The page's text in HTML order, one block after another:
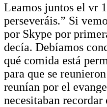
Leamos juntos el vr
perseveráis.” Si
por Skype por
decía. Debíamos
qué comida está
para que se
reunían por el
necesitaban recordar